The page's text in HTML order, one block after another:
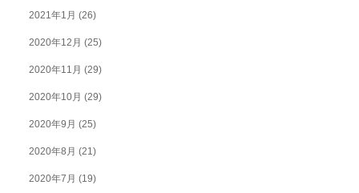
2021年1月 (26)
2020年12月 (25)
2020年11月 (29)
2020年10月 (29)
2020年9月 (25)
2020年8月 (21)
2020年7月 (19)